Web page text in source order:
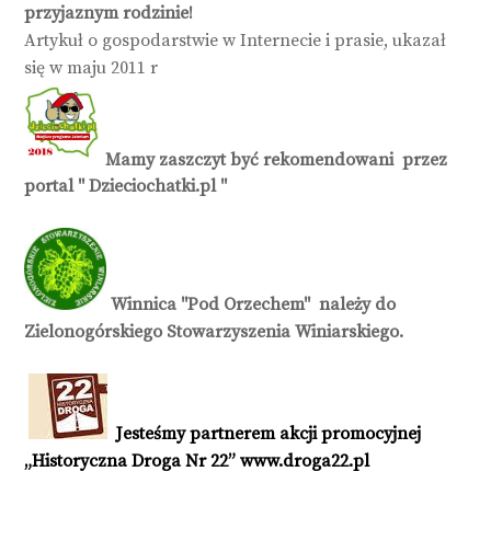
przyjaznym rodzinie!
Artykuł o gospodarstwie w Internecie i prasie, ukazał
się w maju 2011 r
Mamy zaszczyt być rekomendowani przez
portal " Dzieciochatki.pl "
Winnica "Pod Orzechem" należy do
Zielonogórskiego Stowarzyszenia Winiarskiego.
Jesteśmy partnerem akcji promocyjnej
„Historyczna Droga Nr 22”www.droga22.pl